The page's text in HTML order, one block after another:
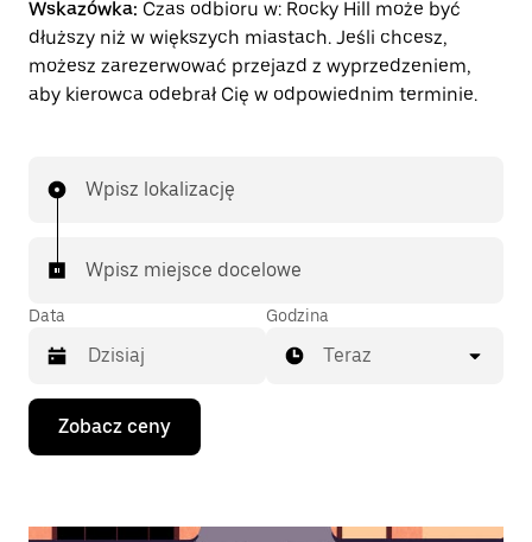
Wskazówka: Czas odbioru w: Rocky Hill może być
dłuższy niż w większych miastach. Jeśli chcesz,
możesz zarezerwować przejazd z wyprzedzeniem,
aby kierowca odebrał Cię w odpowiednim terminie.
Wpisz lokalizację
Wpisz miejsce docelowe
Data
Naciśnij
klawisz
strzałki
Godzina
Teraz
Zobacz ceny